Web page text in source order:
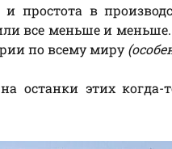
и простота в
все меньше и
по всему миру
останки этих